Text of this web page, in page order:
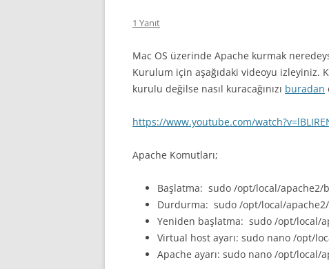
1 Yanıt
Mac OS üzerinde Apache kurmak
Kurulum için aşağıdaki videoyu izleyiniz.
kurulu değilse nasıl kuracağınızı buradan
https://www.youtube.com/
Apache Komutları;
Başlatma: sudo /opt/local/apache2/
Durdurma: sudo /opt/local/
Yeniden başlatma: sudo /opt/local/
Virtual host ayarı: sudo nano /opt/
Apache ayarı: sudo nano /opt/local/